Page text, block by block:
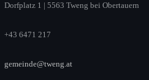
Dorfplatz 1 | 5563 Tweng bei Obertauern
+43 6471 217
gemeinde@tweng.at